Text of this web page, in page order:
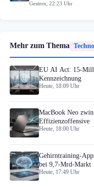
Gestern, 22:23 Uhr
Mehr zum Thema
EU AI Act: 15-
Kennzeichnung
Heute, 18:09 Uhr
MacBook Neo
Effizienzoffensive
Heute, 18:00 Uhr
Gehirntraining-
bei 9,7-Mrd-Markt
Heute, 17:49 Uhr